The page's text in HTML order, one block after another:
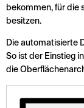
bekommen, für die
besitzen.
Die automatisierte
So ist der Einstieg
die